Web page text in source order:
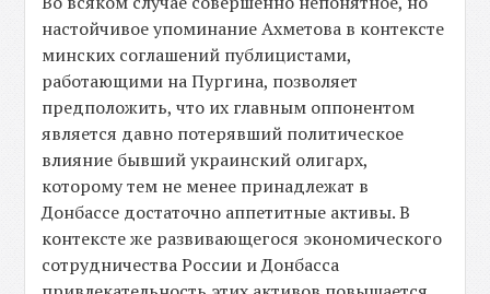
настойчивое упоминание Ахметова в контексте
минских соглашений публицистами,
работающими на Пургина, позволяет
предположить, что их главным оппонентом
является давно потерявший политическое
влияние бывший украинский олигарх,
которому тем не менее принадлежат в
Донбассе достаточно аппетитные активы. В
контексте же развивающегося экономического
сотрудничества России и Донбасса